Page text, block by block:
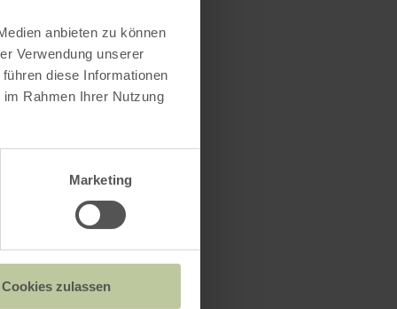
anbieten zu können
Verwendung unserer
diese Informationen
Rahmen Ihrer Nutzung
Marketing
Cookies zulassen
êtes de
rapide
(sortie